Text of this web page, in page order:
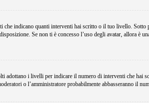
che indicano quanti interventi hai scritto o il tuo livello. Sotto
Se non ti è concesso l’uso degli avatar, allora è
adottano i livelli per indicare il numero di interventi che hai
o l’amministratore probabilmente abbasseranno il